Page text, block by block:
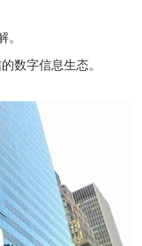
数字信息生态。